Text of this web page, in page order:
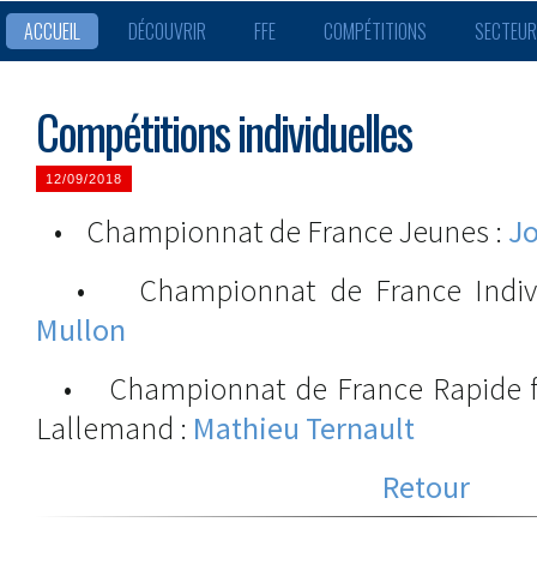
ACCUEIL DÉCOUVRIR FFE COMPÉTITIONS
Compétitions individuelles
12/09/2018
• Championnat de France Jeunes :
• Championnat de France
Mullon
• Championnat de France Rapide
Lallemand : Mathieu Ternault
Retour